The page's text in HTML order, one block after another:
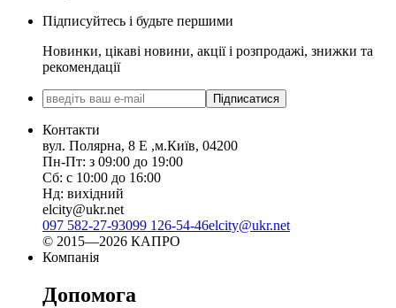
Підписуйтесь і будьте першими
Новинки, цікаві новини, акції і розпродажі, знижки та
рекомендації
Підписатися
Контакти
вул. Полярна, 8 Е ,м.Київ, 04200
Пн-Пт: з 09:00 до 19:00
Сб: с 10:00 до 16:00
Нд: вихідний
elcity@ukr.net
097 582-27-93099 126-54-46elcity@ukr.net
© 2015—2026 КАПРО
Компанія
Допомога